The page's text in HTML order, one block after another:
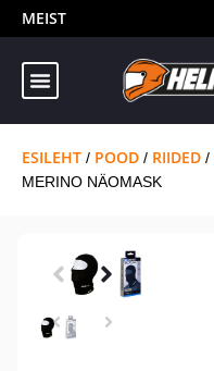
MEIST
ESILEHT / POOD / RIIDED /
MERINO NÄOMASK